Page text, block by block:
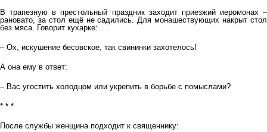
В трапезную в престольный праздник заходит приезжий иеромонах –
рановато, за стол ещё не садились. Для монашествующих накрыт стол
без мяса. Говорит кухарке:
– Ох, искушение бесовское, так свининки захотелось!
А она ему в ответ:
– Вас угостить холодцом или укрепить в борьбе с помыслами?
* * *
После службы женщина подходит к священнику: